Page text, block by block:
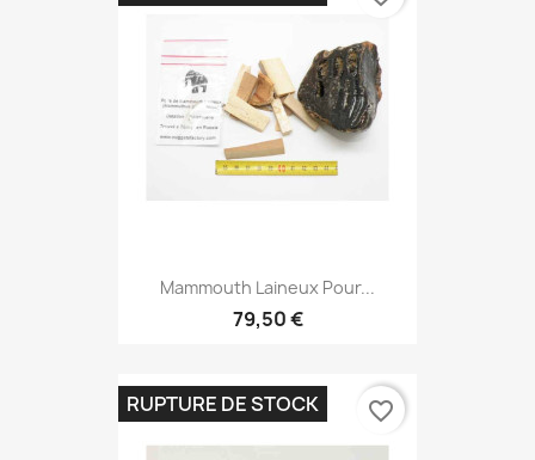
Mammouth Laineux Pour...
79,50 €
RUPTURE DE STOCK favorite_border